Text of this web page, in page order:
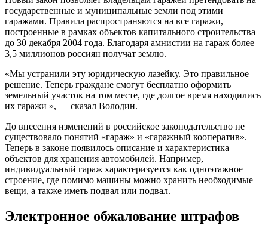
государственные и муниципальные земли под этими
гаражами. Правила распространяются на все гаражи,
построенные в рамках объектов капитального строительства
до 30 декабря 2004 года. Благодаря амнистии на гараж более
3,5 миллионов россиян получат землю.
«Мы устранили эту юридическую лазейку. Это правильное
решение. Теперь граждане смогут бесплатно оформить
земельный участок на том месте, где долгое время находились
их гаражи », — сказал Володин.
До внесения изменений в российское законодательство не
существовало понятий «гараж» и «гаражный кооператив».
Теперь в законе появилось описание и характеристика
объектов для хранения автомобилей. Например,
индивидуальный гараж характеризуется как одноэтажное
строение, где помимо машины можно хранить необходимые
вещи, а также иметь подвал или подвал.
Электронное обжалование штрафов